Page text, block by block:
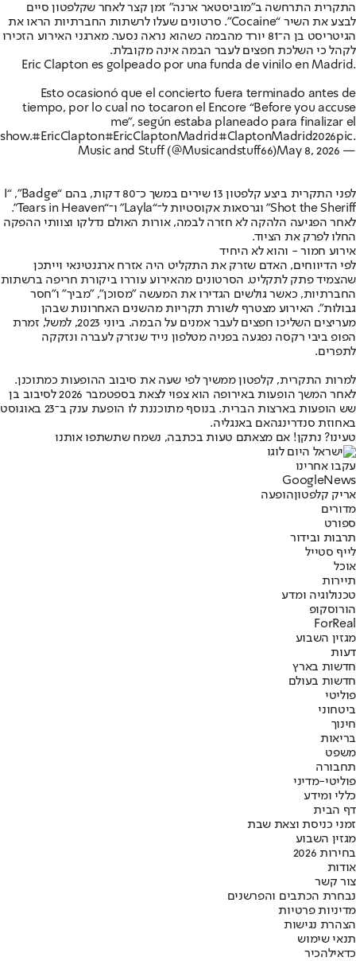
התקרית התרחשה ב"מוביסטאר ארנה" זמן קצר לאחר שקלפטון סיים
לבצע את השיר “Cocaine”. סרטונים שעלו לרשתות החברתיות הראו את
הגיטריסט בן ה־81 יורד מהבמה כשהוא נראה נסער. מארגני האירוע הזכירו
לקהל כי השלכת חפצים לעבר הבמה אינה מקובלת.
Eric Clapton es golpeado por una funda de vinilo en Madrid.
Esto ocasionó que el concierto fuera terminado antes de
tiempo, por lo cual no tocaron el Encore “Before you accuse
me”, según estaba planeado para finalizar el
show.#EricClapton#EricClaptonMadrid#ClaptonMadrid2026
— Music and Stuff (@Musicandstuff66)
May 8, 2026
לפני התקרית ביצע קלפטון 13 שירים במשך כ־80 דקות, בהם “Badge”, ‏“I
Shot the Sheriff” וגרסאות אקוסטיות ל־“Layla” ו־“Tears in Heaven”.
לאחר הפגיעה הלהקה לא חזרה לבמה, אורות האולם נדלקו וצוותי ההפקה
החלו לפרק את הציוד.
אירוע חמור - והוא לא היחיד
לפי הדיווחים, האדם שזרק את התקליט היה אזרח ארגנטינאי וייתכן
שהצמיד פתק לתקליט. הסרטונים מהאירוע עוררו ביקורת חריפה ברשתות
החברתיות, כאשר גולשים הגדירו את המעשה "מסוכן", "מביך" ו"חסר
גבולות". האירוע מצטרף לשורת תקריות מהשנים האחרונות שבהן
מעריצים השליכו חפצים לעבר אמנים על הבמה. ביוני 2023, למשל, זמרת
הפופ ביבי רקסה נפגעה בפניה מטלפון נייד שנזרק לעברה ונזקקה
לתפרים.
למרות התקרית, קלפטון ממשיך לפי שעה את סיבוב ההופעות כמתוכנן.
לאחר המשך הופעות באירופה הוא צפוי לצאת בספטמבר 2026 לסיבוב בן
שש הופעות בארצות הברית. בנוסף מתוכננת לו הופעת ענק ב־23 באוגוסט
באחוזת סנדרינגהאם באנגליה.
טעינו? נתקן! אם מצאתם טעות בכתבה, נשמח שתשתפו אותנו
עקבו אחרינו
Googl eNews
אריק קלפטוןהופעה
מדורים
ספורט
תרבות ובידור
לייף סטייל
אוכל
תיירות
טכנולוגיה ומדע
הורוסקופ
ForReal
מגזין השבוע
דעות
חדשות בארץ
חדשות בעולם
פוליטי
ביטחוני
חינוך
בריאות
משפט
תחבורה
פוליטי-מדיני
כללי ומידע
דף הבית
זמני כניסת וצאת שבת
מגזין השבוע
בחירות 2026
אודות
צור קשר
נבחרת הכתבים והפרשנים
מדיניות פרטיות
הצהרת נגישות
תנאי שימוש
כדאילהכיר